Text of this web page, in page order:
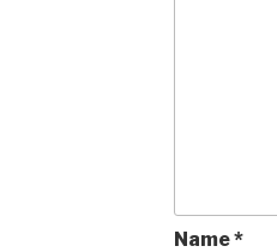
Name*